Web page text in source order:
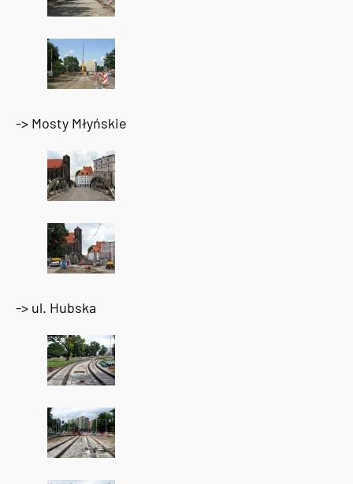
-> Mosty Młyńskie
-> ul. Hubska